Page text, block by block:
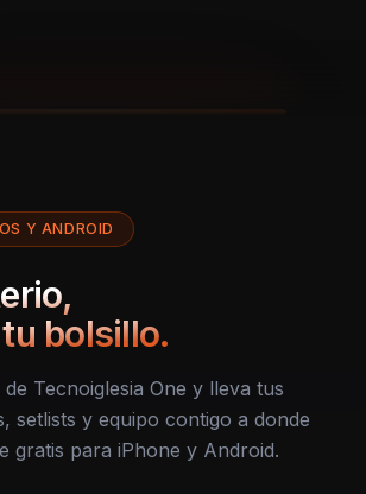
Y ANDROID
bolsillo.
Tecnoiglesia One y lleva tus
setlists y equipo contigo a donde
gratis para iPhone y Android.